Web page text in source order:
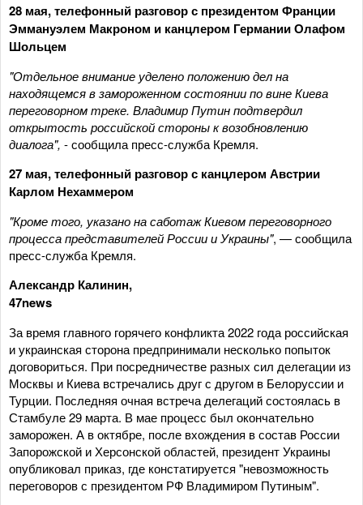
28 мая, телефонный разговор с президентом Франции
Эммануэлем Макроном и канцлером Германии Олафом
Шольцем
"Отдельное внимание уделено положению дел на
находящемся в замороженном состоянии по вине Киева
переговорном треке. Владимир Путин подтвердил
открытость российской стороны к возобновлению
диалога", - сообщила пресс-служба Кремля.
27 мая, телефонный разговор с канцлером Австрии
Карлом Нехаммером
"Кроме того, указано на саботаж Киевом переговорного
процесса представителей России и Украины", — сообщила
пресс-служба Кремля.
Александр Калинин,
47news
За время главного горячего конфликта 2022 года российская
и украинская сторона предпринимали несколько попыток
договориться. При посредничестве разных сил делегации из
Москвы и Киева встречались друг с другом в Белоруссии и
Турции. Последняя очная встреча делегаций состоялась в
Стамбуле 29 марта. В мае процесс был окончательно
заморожен. А в октябре, после вхождения в состав России
Запорожской и Херсонской областей, президент Украины
опубликовал приказ, где констатируется "невозможность
переговоров с президентом РФ Владимиром Путиным".